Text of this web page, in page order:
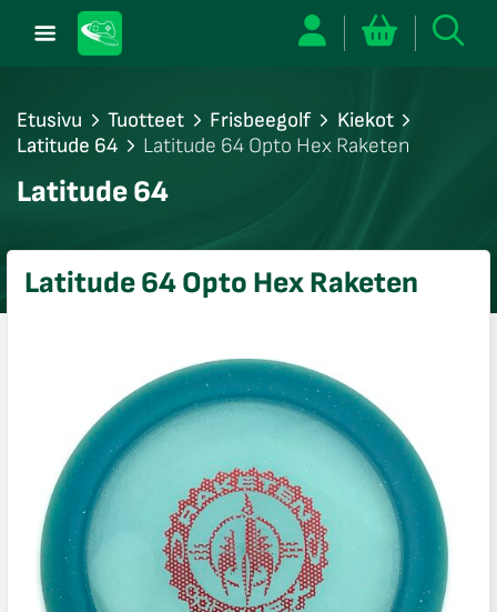
Etusivu Tuotteet Frisbeegolf
Kiekot
Latitude 64
Latitude 64 Opto Hex Raketen
Latitude 64
Latitude 64 Opto Hex Raketen
sulje
sulje